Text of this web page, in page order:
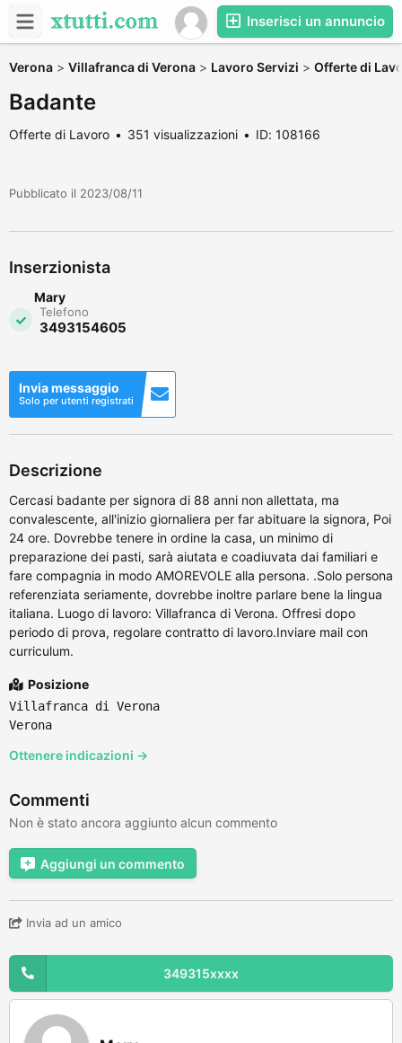
Inserisci un annuncio
Verona > Villafranca di Verona > Lavoro Servizi > Offerte di
Badante
Offerte di Lavoro 351 visualizzazioni ID: 108166
Pubblicato il 2023/08/11
Inserzionista
Mary
Telefono
3493154605
Invia messaggio
Solo per utenti registrati
Descrizione
Cercasi badante per signora di 88 anni non allettata, ma
convalescente, all'inizio giornaliera per far abituare la signora, Poi
24 ore. Dovrebbe tenere in ordine la casa, un minimo di
preparazione dei pasti, sarà aiutata e coadiuvata dai familiari e
fare compagnia in modo AMOREVOLE alla persona. .Solo persona
referenziata seriamente, dovrebbe inoltre parlare bene la lingua
italiana. Luogo di lavoro: Villafranca di Verona. Offresi dopo
periodo di prova, regolare contratto di lavoro.Inviare mail con
curriculum.
Posizione
Villafranca di Verona
Verona
Ottenere indicazioni →
Commenti
Non è stato ancora aggiunto alcun commento
Aggiungi un commento
Invia ad un amico
349315xxxx